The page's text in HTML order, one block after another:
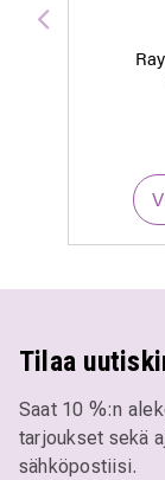
Edellinen
Tilaa
Saat 10 %:n
tarjoukset sekä
sähköpostiisi.